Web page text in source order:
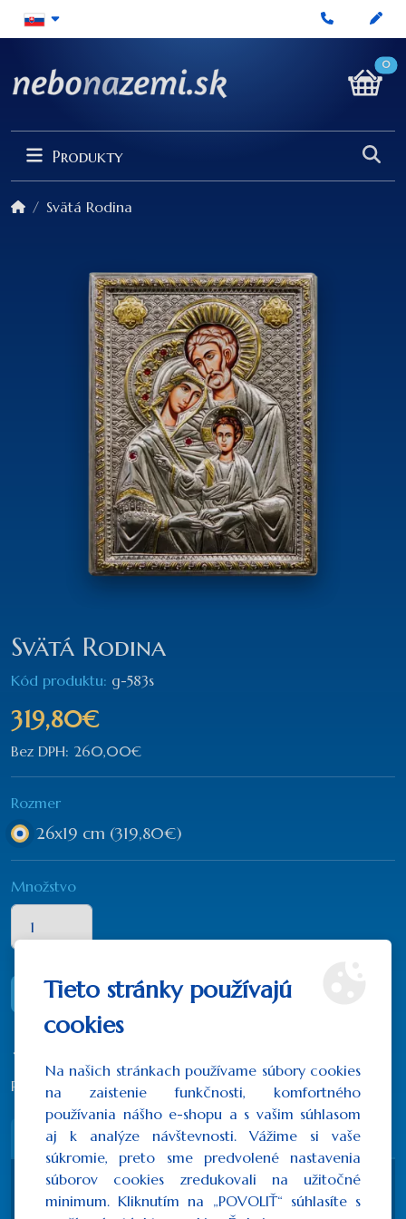
0
Produkty
Svätá Rodina
Svätá Rodina
Kód produktu: g-583s
319,80€
Bez DPH: 260,00€
Rozmer
26x19 cm (319,80€)
Množstvo
DO KOŠÍKA
Počet hodnotení: 0 Napísať recenziu
Popis Recenzie (0)
Strieborná ikona bez dreveného rámu
Ručne vyrábaná sieťotlač (canvas)
Tieto stránky používajú
cookies
Na našich stránkach používame súbory cookies
na zaistenie funkčnosti, komfortného
používania nášho e-shopu a s vašim súhlasom
aj k analýze návštevnosti. Vážime si vaše
súkromie, preto sme predvolené nastavenia
súborov cookies zredukovali na užitočné
minimum. Kliknutím na „POVOLIŤ“ súhlasíte s